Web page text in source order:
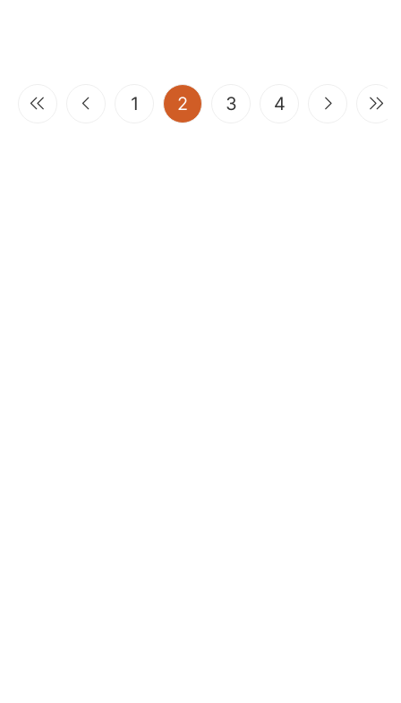
1 2 (current)
3 4